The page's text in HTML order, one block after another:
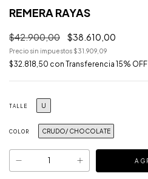
REMERA RAYAS
$42.900,00 $38.610,00
Precio sin impuestos $31.909,09
$32.818,50 con Transferencia 15% OFF
TALLE U
COLOR CRUDO/ CHOCOLATE